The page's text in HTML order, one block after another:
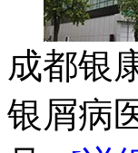
成都银
银屑病